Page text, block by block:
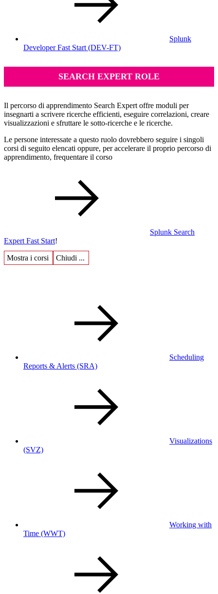
Splunk
Developer Fast Start (DEV-FT)
SEARCH EXPERT ROLE
Il percorso di apprendimento Search Expert offre moduli per
insegnarti a scrivere ricerche efficienti, eseguire correlazioni, creare
visualizzazioni e sfruttare le sotto-ricerche e le ricerche.
Le persone interessate a questo ruolo dovrebbero seguire i singoli
corsi di seguito elencati oppure, per accelerare il proprio percorso di
apprendimento, frequentare il corso
Splunk Search
Expert Fast Start!
Mostra i corsi Chiudi ...
Scheduling
Reports & Alerts (SRA)
Visualizations
(SVZ)
Working with
Time (WWT)